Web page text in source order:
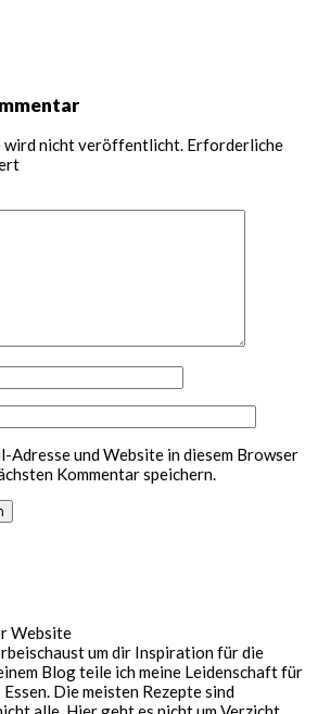
wird nicht veröffentlicht. Erforderliche
Adresse und Website in diesem Browser
Kommentar speichern.
Website
um dir Inspiration für die
Blog teile ich meine Leidenschaft für
Die meisten Rezepte sind